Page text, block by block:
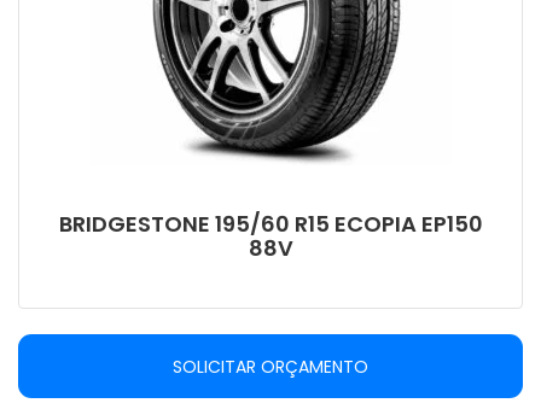
BRIDGESTONE 195/60 R15 ECOPIA EP150
88V
SOLICITAR ORÇAMENTO